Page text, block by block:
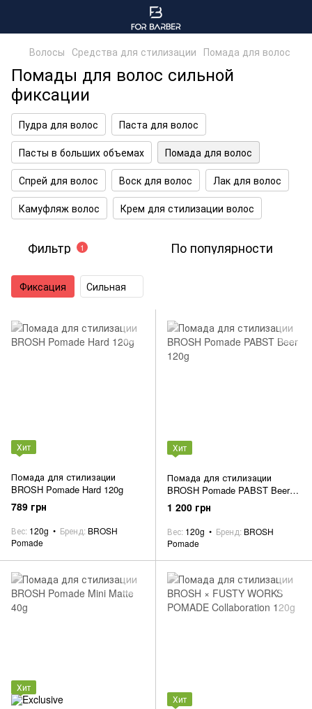
Волосы Средства для стилизации Помада для волос
Помады для волос сильной
фиксации
Пудра для волос
Паста для волос
Пасты в больших объемах
Помада для волос
Спрей для волос
Воск для волос
Лак для волос
Камуфляж волос
Крем для стилизации волос
Фильтр 1 По популярности
Фиксация Сильная
Хит
Помада для стилизации
BROSH Pomade Hard 120g
789 грн
Вес 120g Бренд BROSH
Pomade
Хит
Помада для стилизации
BROSH Pomade PABST Beer
120g
1 200 грн
Вес 120g Бренд BROSH
Pomade
Хит
Хит